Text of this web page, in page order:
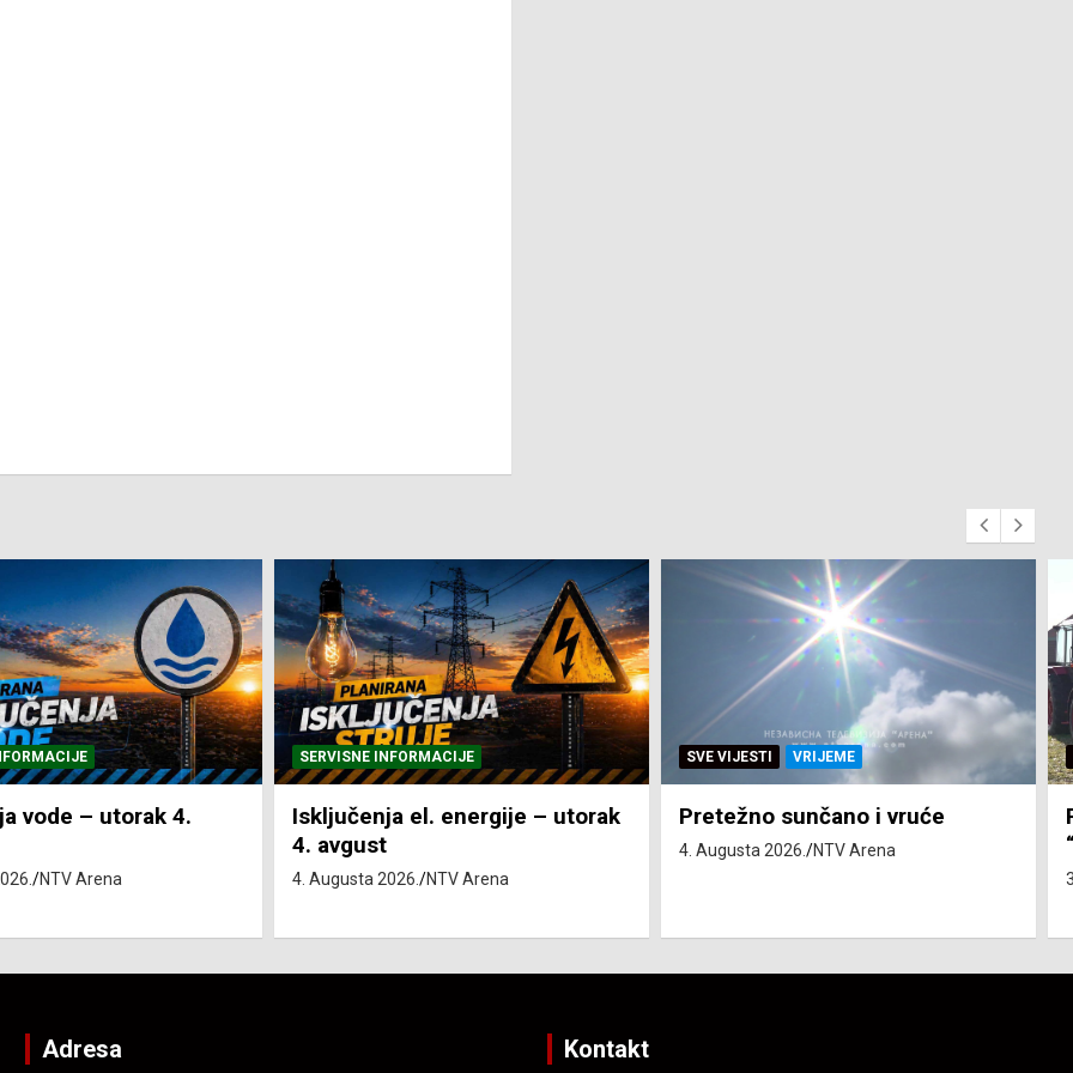
el. energije – utorak
NTV Arena
SVE VIJESTI VRIJEME
Pretežno sunčano i vruće
4. Augusta 2026.
SVE VIJESTI ZEMLJA
Pravo na subvenciju za traktor
“Belarus” ostvarila 84 korisnika
Adresa Kontakt